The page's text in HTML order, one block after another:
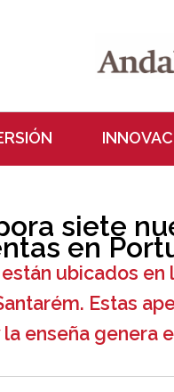
siete
en
ubicados
Estas
enseña genera